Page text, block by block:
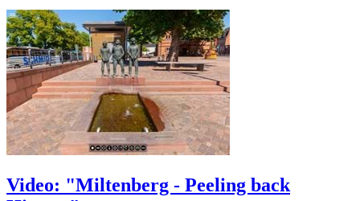
Video: "Miltenberg - Peeling back